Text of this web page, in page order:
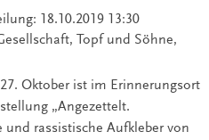
18.10.2019 13:30
Topf und Söhne,
Oktober ist im Erinnerungsort
„Angezettelt.
rassistische Aufkleber von